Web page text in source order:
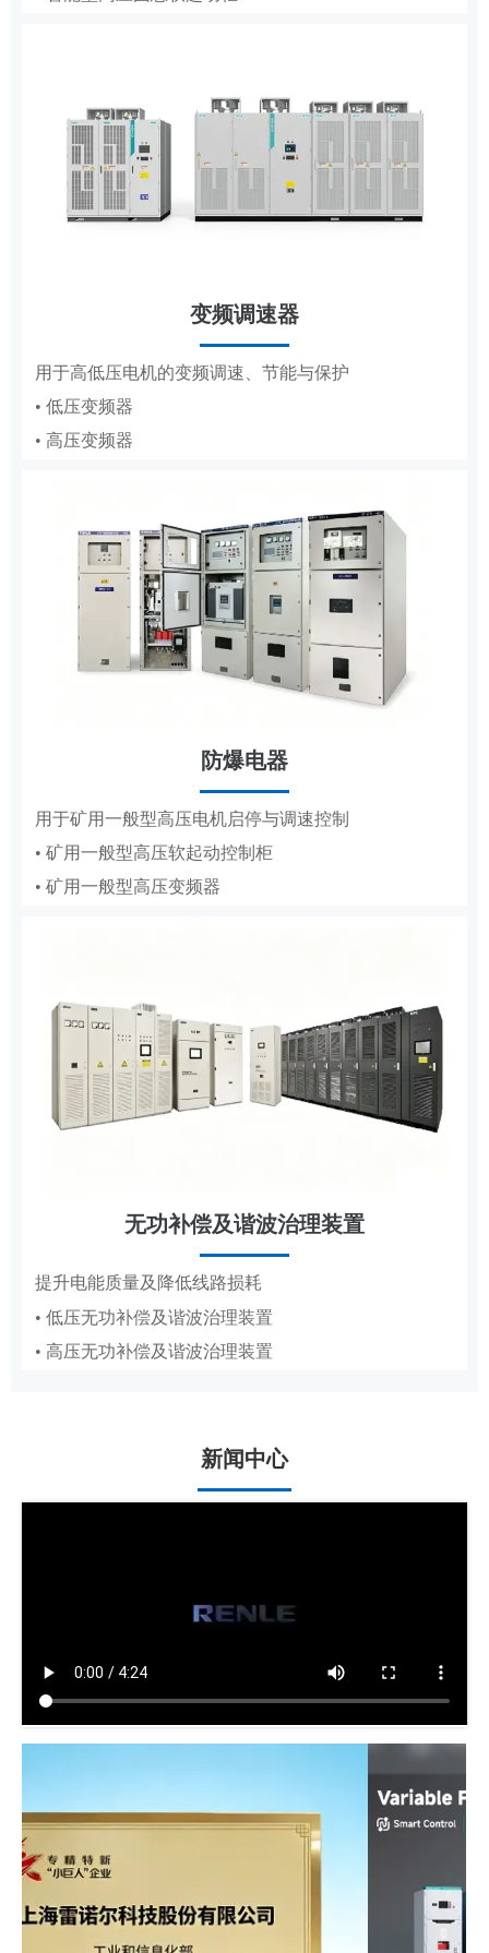
变频调速器
用于高低压电机的变频调速、节能与保护
• 低压变频器
• 高压变频器
防爆电器
用于矿用一般型高压电机启停与调速控制
• 矿用一般型高压软起动控制柜
• 矿用一般型高压变频器
无功补偿及谐波治理装置
提升电能质量及降低线路损耗
• 低压无功补偿及谐波治理装置
• 高压无功补偿及谐波治理装置
• 低压成套
DCS
适配纸浆造纸、水利工程的集散控制系统
• 纸浆造纸DCS
MCS
用于高低压电机的变频调速、节能与保护
• 辅助控制系统
节能改造
分布式储能，满足企业峰谷节电需求
新闻中心